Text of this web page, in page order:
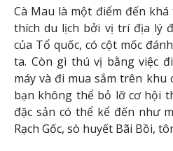
Cà Mau là một điểm đến
thích du lịch bởi vị trí địa lý
của Tổ quốc, có cột mốc
ta. Còn gì thú vị bằng việc
máy và đi mua sắm trên khu
bạn không thể bỏ lỡ cơ hội
đặc sản có thể kể đến như
Rạch Gốc, sò huyết Bãi Bồi,